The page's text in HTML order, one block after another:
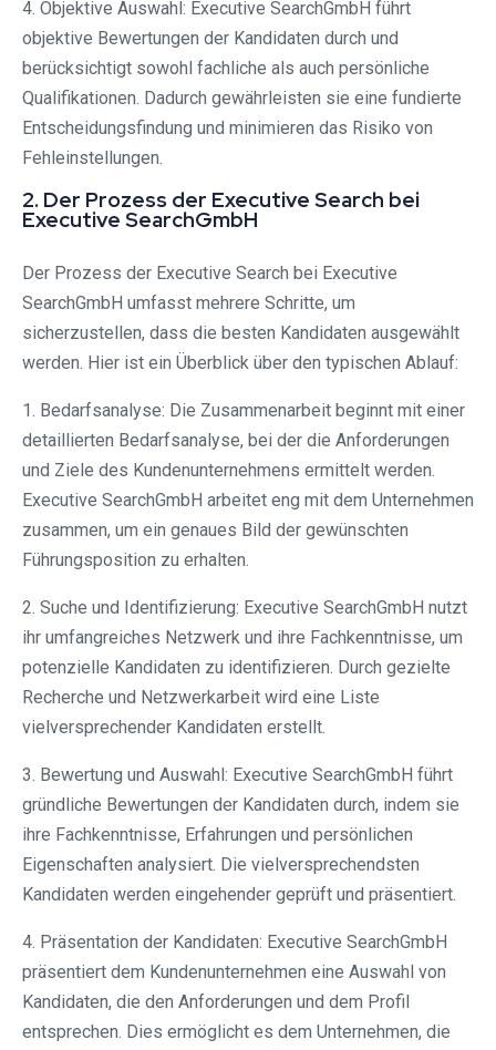
4. Objektive Auswahl: Executive SearchGmbH führt
objektive Bewertungen der Kandidaten durch und
berücksichtigt sowohl fachliche als auch persönliche
Qualifikationen. Dadurch gewährleisten sie eine fundierte
Entscheidungsfindung und minimieren das Risiko von
Fehleinstellungen.
2. Der Prozess der Executive Search bei
Executive SearchGmbH
Der Prozess der Executive Search bei Executive
SearchGmbH umfasst mehrere Schritte, um
sicherzustellen, dass die besten Kandidaten ausgewählt
werden. Hier ist ein Überblick über den typischen Ablauf:
1. Bedarfsanalyse: Die Zusammenarbeit beginnt mit einer
detaillierten Bedarfsanalyse, bei der die Anforderungen
und Ziele des Kundenunternehmens ermittelt werden.
Executive SearchGmbH arbeitet eng mit dem Unternehmen
zusammen, um ein genaues Bild der gewünschten
Führungsposition zu erhalten.
2. Suche und Identifizierung: Executive SearchGmbH nutzt
ihr umfangreiches Netzwerk und ihre Fachkenntnisse, um
potenzielle Kandidaten zu identifizieren. Durch gezielte
Recherche und Netzwerkarbeit wird eine Liste
vielversprechender Kandidaten erstellt.
3. Bewertung und Auswahl: Executive SearchGmbH führt
gründliche Bewertungen der Kandidaten durch, indem sie
ihre Fachkenntnisse, Erfahrungen und persönlichen
Eigenschaften analysiert. Die vielversprechendsten
Kandidaten werden eingehender geprüft und präsentiert.
4. Präsentation der Kandidaten: Executive SearchGmbH
präsentiert dem Kundenunternehmen eine Auswahl von
Kandidaten, die den Anforderungen und dem Profil
entsprechen. Dies ermöglicht es dem Unternehmen, die